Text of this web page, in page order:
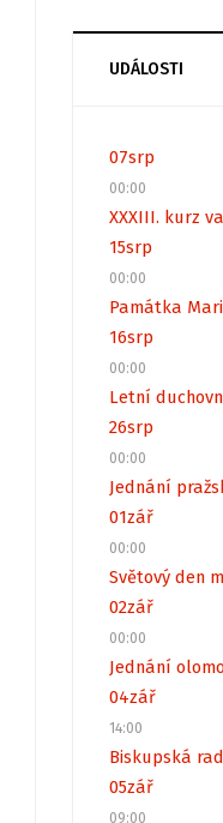
UDÁLOSTI
07srp
00:00
XXXIII. kurz
15srp
00:00
Památka
16srp
00:00
Letní
26srp
00:00
Jednání
01zář
00:00
Světový den
02zář
00:00
Jednání
04zář
14:00
Biskupská
05zář
09:00